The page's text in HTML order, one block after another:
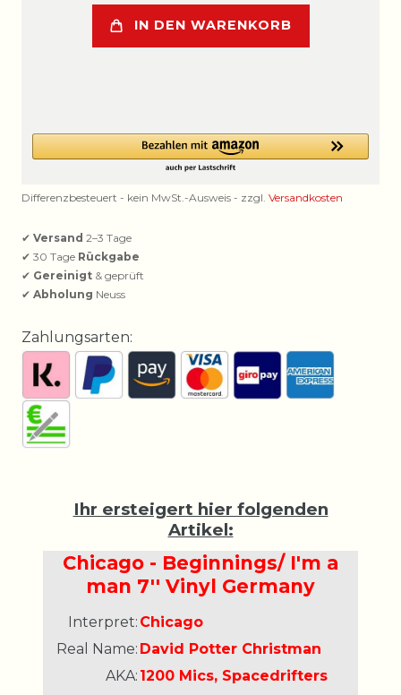
IN DEN WARENKORB
Differenzbesteuert - kein MwSt.-Ausweis - zzgl. Versandkosten
✔ Versand 2–3 Tage
✔ 30 Tage Rückgabe
✔ Gereinigt & geprüft
✔ Abholung Neuss
Zahlungsarten:
Ihr ersteigert hier folgenden
Artikel:
Chicago - Beginnings/ I'm a
man 7'' Vinyl Germany
Interpret: Chicago
Real Name: David Potter Christman
AKA: 1200 Mics, Spacedrifters